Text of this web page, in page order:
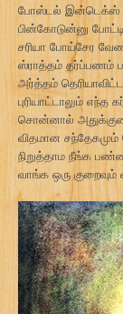
போஸ்டல் இன்டெக்ஸ்
பின்கோடுன்னு
சரியா போய்சேர
ஸ்ராத்தம் தர்ப்பணம்
அர்த்தம்
புரியாட்டாலும்
சொன்னால்
விதமான
நிறுத்தாம நீங்க
வாங்க ஒரு